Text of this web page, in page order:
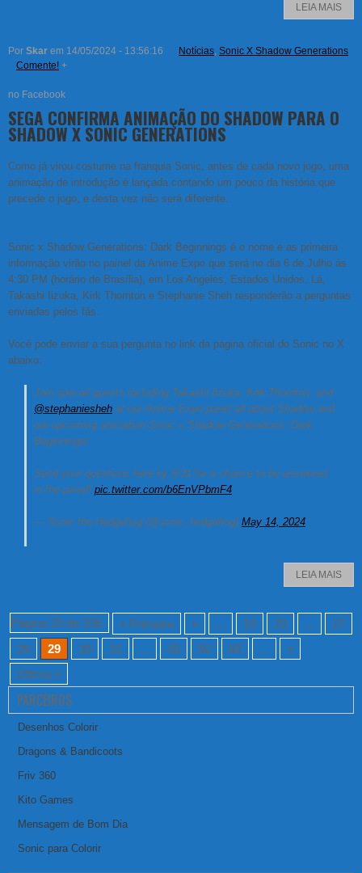
LEIA MAIS
Por Skar em 14/05/2024 - 13:56:16 Notícias, Sonic X Shadow Generations
Comente! +
no Facebook
SEGA CONFIRMA ANIMAÇÃO DO SHADOW PARA O
SHADOW X SONIC GENERATIONS
Como já virou costume na franquia Sonic, antes de cada novo jogo, uma
animação de introdução é lançada contando um pouco da história que
precede o jogo, e desta vez não será diferente.
Sonic x Shadow Generations: Dark Beginnings é o nome e as primeira
informação virão no painel da Anime Expo que será no dia 6 de Julho às
4:30 PM (horário de Brasília), em Los Angeles, Estados Unidos. Lá,
Takashi Iizuka, Kirk Thornton e Stephanie Sheh responderão a perguntas
enviadas pelos fãs.
Você pode enviar a sua pergunta no link da página oficial do Sonic no X
abaixo:
Join special guests including Takashi Iizuka, Kirk Thornton, and
@stephaniesheh at our Anime Expo panel all about Shadow and
our upcoming animation Sonic x Shadow Generations: Dark
Beginnings!
Send your questions here by 5/31 for a chance to be answered
in the panel! pic.twitter.com/b6EnVPbmF4
— Sonic the Hedgehog (@sonic_hedgehog) May 14, 2024
LEIA MAIS
Página 29 de 206 « Primeira « ... 10 20 ...
27
28
29 30 31 ... 40 50 60 ...
»
Última »
PARCEIROS
Desenhos Colorir
Dragons & Bandicoots
Friv 360
Kito Games
Mensagem de Bom Dia
Sonic para Colorir